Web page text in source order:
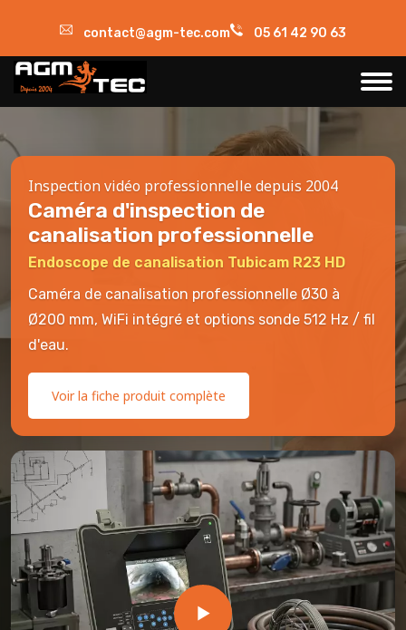
contact@agm-tec.com 05 61 42 90 63
Inspection vidéo professionnelle depuis 2004
Caméra d'inspection de
canalisation professionnelle
Endoscope de canalisation Tubicam R23 HD
Caméra de canalisation professionnelle Ø30 à
Ø200 mm, WiFi intégré et options sonde 512 Hz / fil
d'eau.
Voir la fiche produit complète